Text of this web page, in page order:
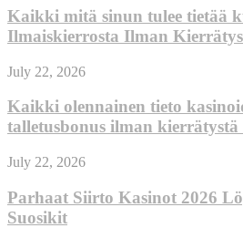
Kaikki mitä sinun tulee tietää
Ilmaiskierrosta Ilman
July 22, 2026
Kaikki olennainen tieto
talletusbonus ilman kierrätystä
July 22, 2026
Parhaat Siirto Kasinot 2026
Suosikit